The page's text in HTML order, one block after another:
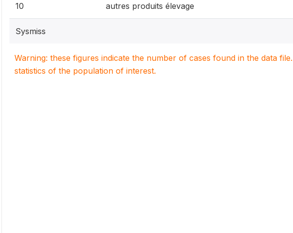
10 autres produits élevage
Sysmiss
Warning: these figures indicate the number of cases found in the data
statistics of the population of interest.